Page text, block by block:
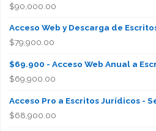
$90,000.00
Acceso Web y Descarga de
$79,900.00
$69.900 - Acceso Web Anual a
$69,900.00
Acceso Pro a Escritos Jurídicos -
$68,900.00